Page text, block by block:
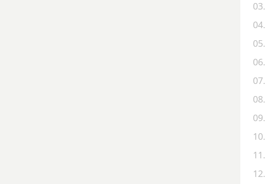
03.
04.
05.
06.
07.
08.
09.
10.
11.
12.